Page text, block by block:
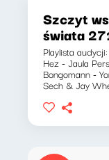
Szczyt
świata
Playlista audycji:
Hez - Jaula
Bongomann -
Sech & Jay